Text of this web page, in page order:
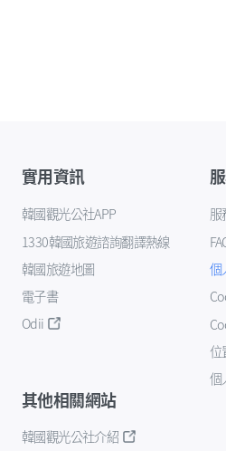
實用資訊
韓國觀光公社APP
1330韓國旅遊諮詢翻譯熱線
韓國旅遊地圖
電子書
Odii
服
個
位
個
其他相關網站
韓國觀光公社介紹